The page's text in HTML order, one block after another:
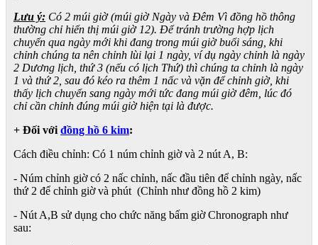
Lưu ý: Có 2 múi giờ (múi giờ Ngày và Đêm Vì đồng hồ thông
thường chỉ hiển thị múi giờ 12). Để tránh trường hợp lịch
chuyển qua ngày mới khi đang trong múi giờ buổi sáng, khi
chỉnh chúng ta nên chỉnh lùi lại 1 ngày, ví dụ ngày chỉnh là ngày
2 Dương lịch, thứ 3 (nếu có lịch Thứ) thì chúng ta chỉnh là ngày
1 và thứ 2, sau đó kéo ra thêm 1 nấc và vặn để chỉnh giờ, khi
thấy lịch chuyển sang ngày mới tức đang múi giờ đêm, lúc đó
chỉ cần chỉnh đúng múi giờ hiện tại là được.
+ Đối với đồng hồ 6 kim:
Cách điều chỉnh: Có 1 núm chỉnh giờ và 2 nút A, B:
- Núm chỉnh giờ có 2 nấc chỉnh, nấc đầu tiên để chỉnh ngày, nấc
thứ 2 để chỉnh giờ và phút (Chỉnh như đồng hồ 2 kim)
- Nút A,B sử dụng cho chức năng bấm giờ Chronograph như
sau: